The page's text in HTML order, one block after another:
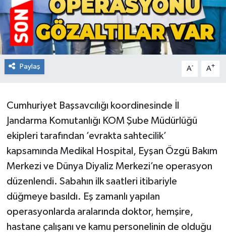
Paylaş A- A+
Cumhuriyet Başsavcılığı koordinesinde İl
Jandarma Komutanlığı KOM Şube Müdürlüğü
ekipleri tarafından ’evrakta sahtecilik’
kapsamında Medikal Hospital, Eyşan Özgü Bakım
Merkezi ve Dünya Diyaliz Merkezi’ne operasyon
düzenlendi. Sabahın ilk saatleri itibariyle
düğmeye basıldı. Eş zamanlı yapılan
operasyonlarda aralarında doktor, hemşire,
hastane çalışanı ve kamu personelinin de olduğu